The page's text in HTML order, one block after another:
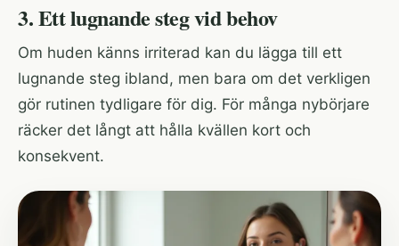
3. Ett lugnande steg vid behov
Om huden känns irriterad kan du lägga till ett
lugnande steg ibland, men bara om det verkligen
gör rutinen tydligare för dig. För många nybörjare
räcker det långt att hålla kvällen kort och
konsekvent.